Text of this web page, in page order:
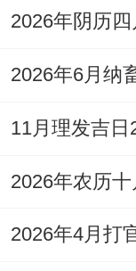
农历:丙午水
刻、移徙、
友、入学、修
【九星吉凶】
11月理发吉日